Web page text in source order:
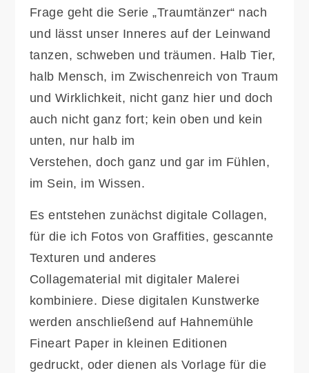
Frage geht die Serie „Traumtänzer“ nach
und lässt unser Inneres auf der Leinwand
tanzen, schweben und träumen. Halb Tier,
halb Mensch, im Zwischenreich von Traum
und Wirklichkeit, nicht ganz hier und doch
auch nicht ganz fort; kein oben und kein
unten, nur halb im
Verstehen, doch ganz und gar im Fühlen,
im Sein, im Wissen.
Es entstehen zunächst digitale Collagen,
für die ich Fotos von Graffities, gescannte
Texturen und anderes
Collagematerial mit digitaler Malerei
kombiniere. Diese digitalen Kunstwerke
werden anschließend auf Hahnemühle
Fineart Paper in kleinen Editionen
gedruckt, oder dienen als Vorlage für die